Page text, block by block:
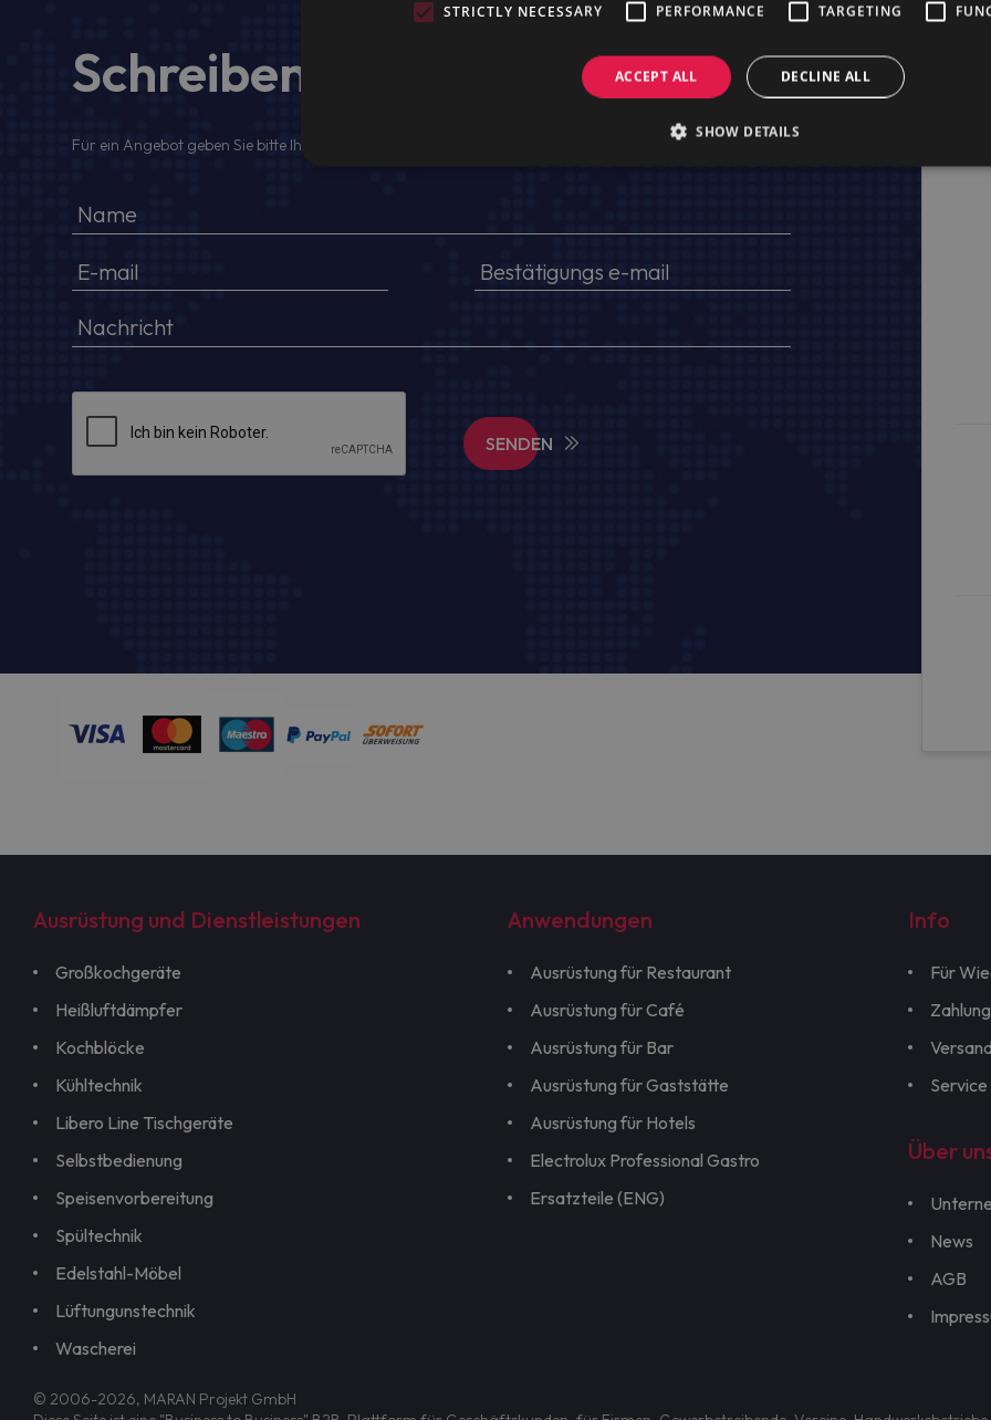
Schreiben Sie uns
Für ein Angebot geben Sie bitte Ihren voller Namen, Firmendaten, USt.-IdNr. und Lieferadresse an
SENDEN
Ausrüstung und Dienstleistungen
Großkochgeräte
Heißluftdämpfer
Kochblöcke
Kühltechnik
Libero Line Tischgeräte
Selbstbedienung
Speisenvorbereitung
Spültechnik
Edelstahl-Möbel
Lüftungunstechnik
Wascherei
Anwendungen
Ausrüstung für Restaurant
Ausrüstung für Café
Ausrüstung für Bar
Ausrüstung für Gaststätte
Ausrüstung für Hotels
Electrolux Professional Gastro
Ersatzteile (ENG)
Info
Für
Zahlung
Service
Über
News
AGB
© 2006-2026, MARAN Projekt GmbH
STRICTLY NECESSARY PERFORMANCE TARGETING
ACCEPT ALL DECLINE ALL
SHOW DETAILS